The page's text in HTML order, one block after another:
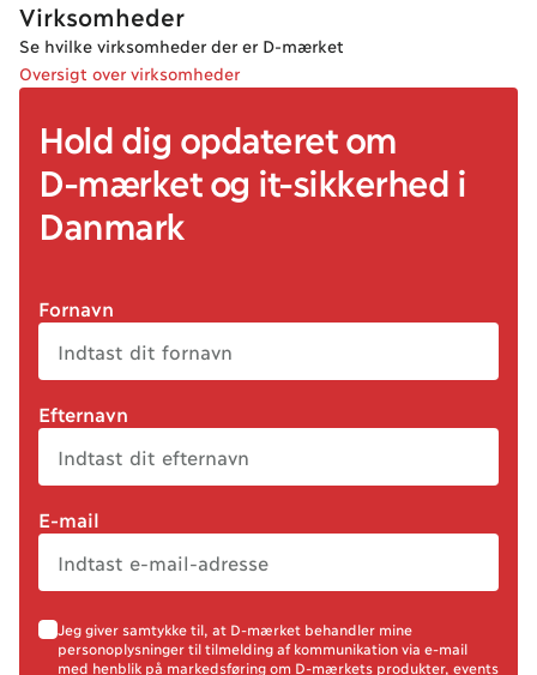
Virksomheder
Se hvilke virksomheder der er D-mærket
Oversigt over virksomheder
Hold dig opdateret om
D-mærketog it-sikkerhedi
Danmark
Fornavn
Efternavn
E-mail
newsletter permission
Jeg giver samtykke til, at D-mærket behandler mine
personoplysninger til tilmelding af kommunikation via e-mail
med henblik på markedsføring om D-mærkets produkter, events